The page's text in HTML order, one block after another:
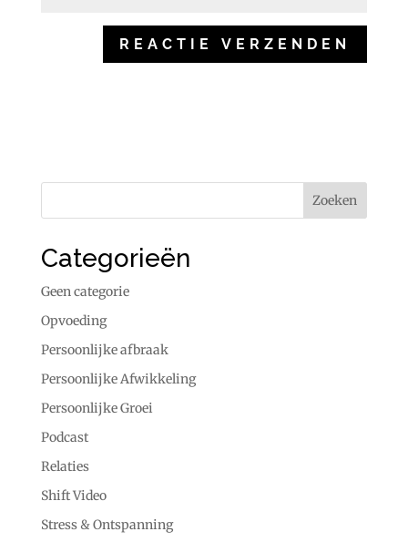
Categorieën
Geen categorie
Opvoeding
Persoonlijke afbraak
Persoonlijke Afwikkeling
Persoonlijke Groei
Podcast
Relaties
Shift Video
Stress & Ontspanning